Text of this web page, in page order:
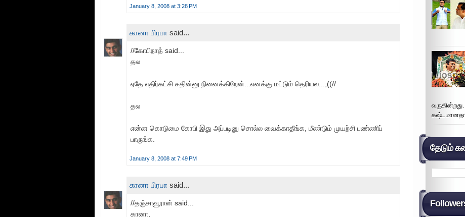
January 8, 2008 at 3:28 PM
கானா பிரபா said...
//கோபிநாத் said...
தல
ஏதே எதிர்கட்சி சதின்னு நினைக்கிறேன்...எனக்கு மட்டும் தெரியல...;((//
தல
என்ன கொடுமை கோபி இது அப்படினு சொல்ல வைக்காதீங்க, மீண்டும் முயற்சி பண்ணிப்
பாருங்க.
January 8, 2008 at 7:49 PM
கானா பிரபா said...
//தஞ்சாவூரான் said...
கானா,
தேடும்